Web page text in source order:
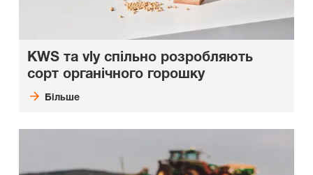
KWS та vly спільно розробляють
сорт органічного горошку
Більше